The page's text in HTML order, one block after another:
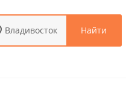
Владивосток Найти